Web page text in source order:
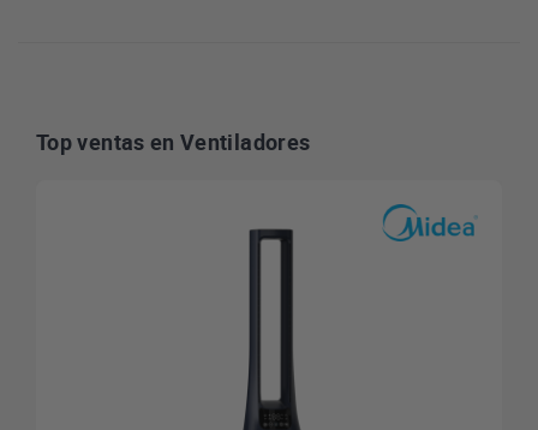
Top ventas en Ventiladores